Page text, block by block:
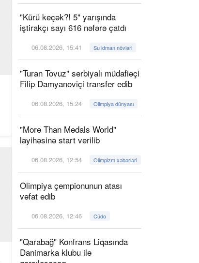
"Kürü keçək?! 5" yarışında
iştirakçı sayı 616 nəfərə çatdı
06.08.2026, 15:41 Su idman növləri
"Turan Tovuz" serbiyalı müdafiəçi
Filip Damyanoviçi transfer edib
06.08.2026, 15:24 Olimpiya dünyası
"More Than Medals World"
layihəsinə start verilib
06.08.2026, 12:54 Olimpizm xəbərləri
Olimpiya çempionunun atası
vəfat edib
06.08.2026, 12:46 Cüdo
"Qarabağ" Konfrans Liqasında
Danimarka klubu ilə